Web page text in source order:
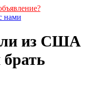
нами
из США
брать